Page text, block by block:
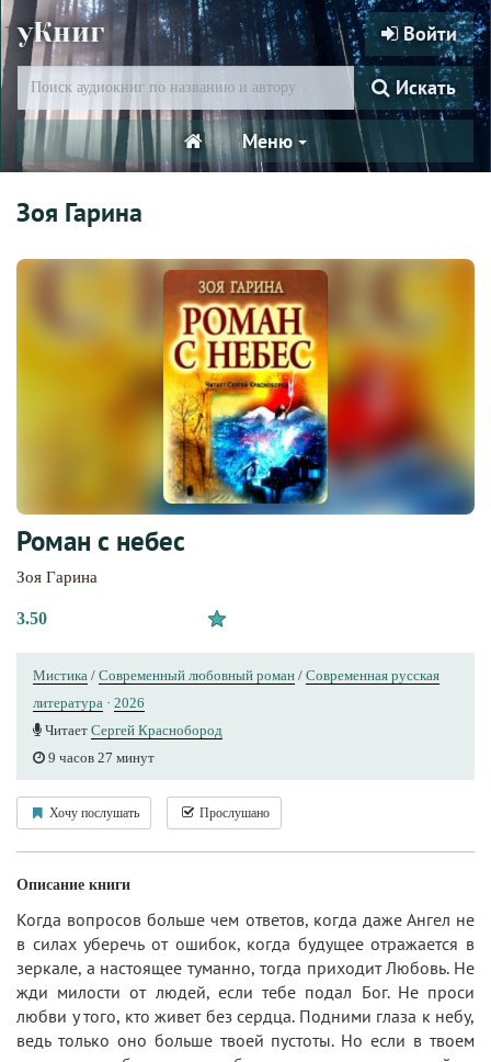
уКниг Войти
Искать
Меню
Зоя Гарина
Роман с небес
Зоя Гарина
3.50
Мистика / Современный любовный роман / Современная русская
литература · 2026
Читает Сергей Краснобород
9 часов 27 минут
Хочу послушать Прослушано
Описание книги
Когда вопросов больше чем ответов, когда даже Ангел не
в силах уберечь от ошибок, когда будущее отражается в
зеркале, а настоящее туманно, тогда приходит Любовь. Не
жди милости от людей, если тебе подал Бог. Не проси
любви у того, кто живет без сердца. Подними глаза к небу,
ведь только оно больше твоей пустоты. Но если в твоем